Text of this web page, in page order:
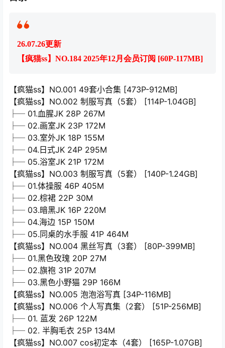
26.07.26更新
【疯猫ss】NO.184 2025年12月会员订阅 [60P-117MB]
【疯猫ss】NO.001 49套小合集 [473P-912MB]
【疯猫ss】NO.002 制服写真（5套） [114P-1.04GB]
├─ 01.血腥JK 28P 267M
├─ 02.画室JK 23P 172M
├─ 03.室外JK 18P 155M
├─ 04.日式JK 24P 295M
├─ 05.浴室JK 21P 172M
【疯猫ss】NO.003 制服写真（5套） [140P-1.24GB]
├─ 01.体操服 46P 405M
├─ 02.棕裙 22P 30M
├─ 03.暗黑JK 16P 220M
├─ 04.海边 15P 150M
├─ 05.同桌的水手服 41P 464M
【疯猫ss】NO.004 黑丝写真（3套） [80P-399MB]
├─ 01.黑色玫瑰 20P 27M
├─ 02.旗袍 31P 207M
├─ 03.黑色小野猫 29P 166M
【疯猫ss】NO.005 泡泡浴写真 [34P-116MB]
【疯猫ss】NO.006 个人写真集（2套） [51P-256MB]
├─ 01. 蓝发 26P 122M
├─ 02. 半胸毛衣 25P 134M
【疯猫ss】NO.007 cos初定本（4套） [165P-1.07GB]